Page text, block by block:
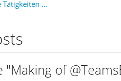
...
"Making of